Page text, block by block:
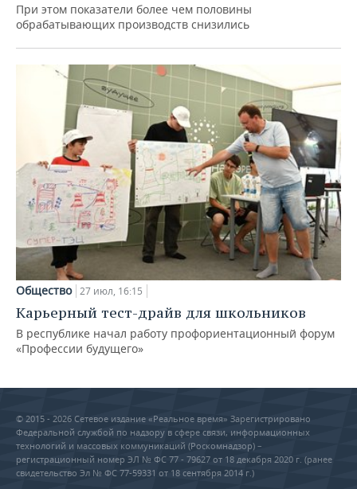
При этом показатели более чем половины
обрабатывающих производств снизились
Общество 27 июл, 16:15
Карьерный тест-драйв для школьников
В республике начал работу профориентационный форум
«Профессии будущего»
© 2015 - 2026 Сетевое издание «Реальное время» Зарегистрировано
Федеральной службой по надзору в сфере связи, информационных
технологий и массовых коммуникаций (Роскомнадзор) –
регистрационный номер ЭЛ № ФС 77 - 79627 от 18 декабря 2020 г. (ранее
свидетельство Эл № ФС 77-59331 от 18 сентября 2014 г.)